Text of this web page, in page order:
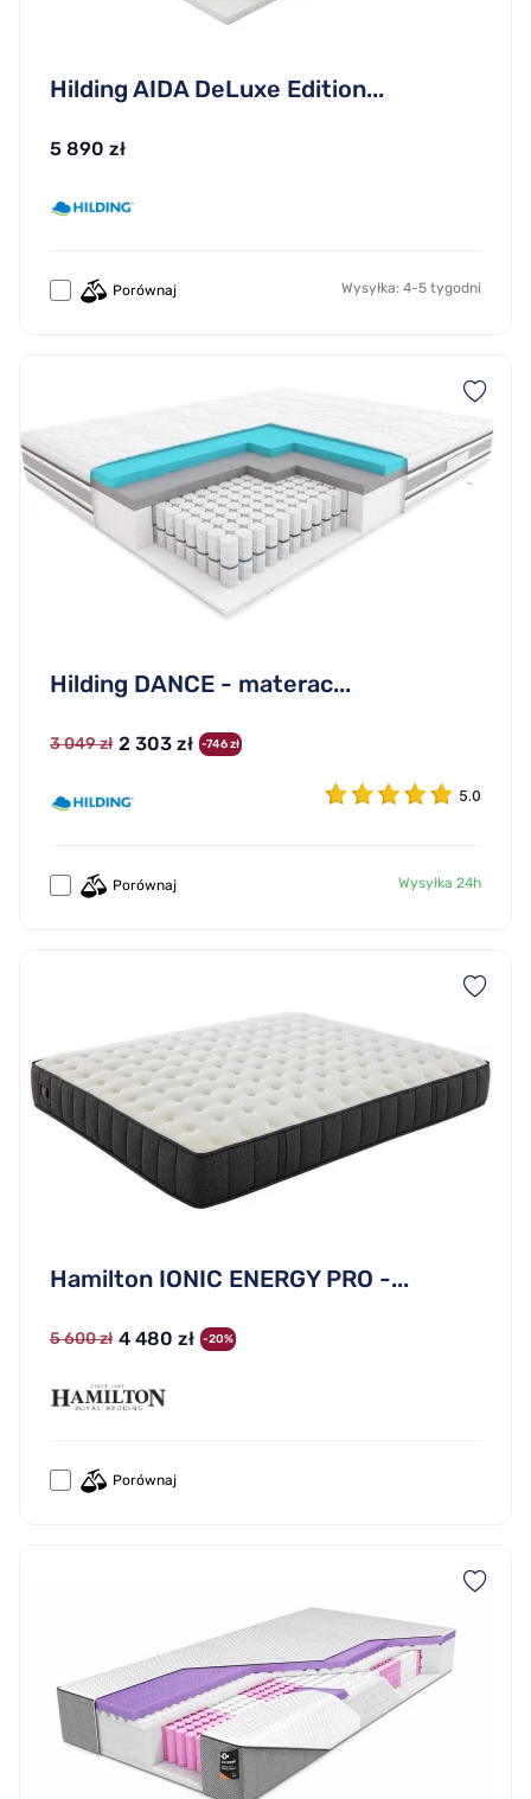
Hilding AIDA DeLuxe Edition...
5 890 zł
Porównaj Wysyłka: 4-5 tygodni
Hilding DANCE - materac...
3 049 zł 2 303 zł -746 zł
5.0
Porównaj Wysyłka 24h
Hamilton IONIC ENERGY PRO -...
5 600 zł 4 480 zł -20%
Porównaj